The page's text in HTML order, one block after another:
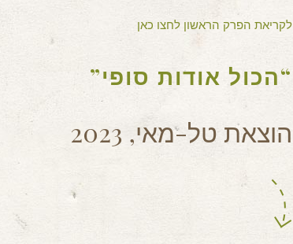
לקריאת הפרק הראשון לחצו כאן
“הכול אודות סופי”
הוצאת טל-מאי, 2023